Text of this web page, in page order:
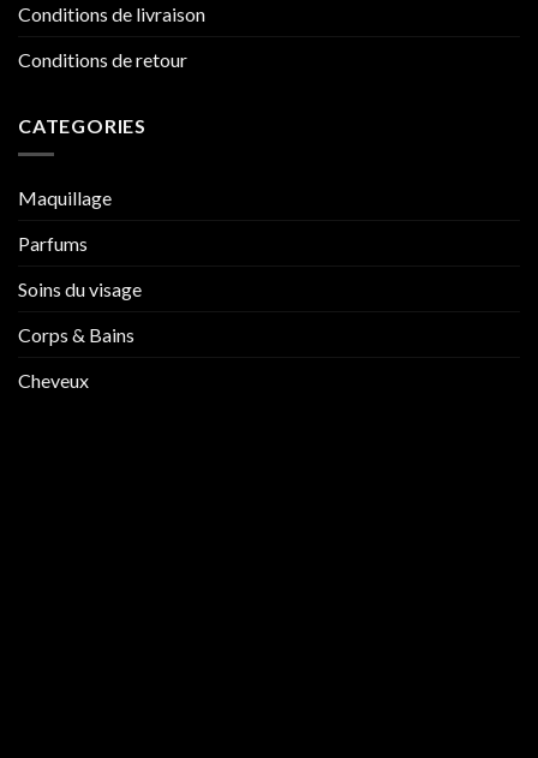
Conditions de livraison
Conditions de retour
CATEGORIES
Maquillage
Parfums
Soins du visage
Corps & Bains
Cheveux